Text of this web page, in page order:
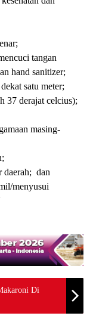
tangan
hand sanitizer;
satu meter;
37 derajat celcius);
masing-
daerah; dan
menyusui
Di